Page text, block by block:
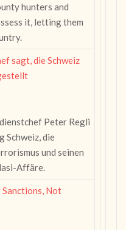
hunters and
it, letting them
sagt, die Schweiz
Peter Regli
Schweiz, die
und seinen
Affäre.
Not